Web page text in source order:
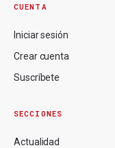
CUENTA
Iniciar sesión
Crear cuenta
Suscríbete
SECCIONES
Actualidad